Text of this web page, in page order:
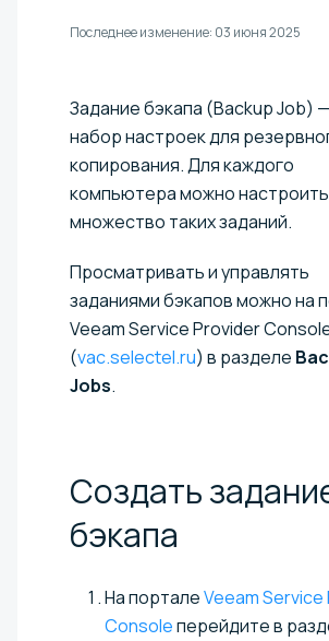
Последнее изменение: 03 июня 2025
Задание бэкапа (Backup Job)
набор настроек для
копирования. Для каждого
компьютера можно настроить
множество таких заданий.
Просматривать и управлять
заданиями бэкапов можно на
Veeam Service Provider
(vac.selectel.ru) в разделе
Jobs.
Создать
бэкапа
На порталеVeeam
Consoleперейдите в